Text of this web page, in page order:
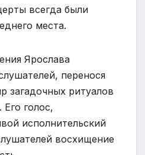
всегда были
места.
Ярослава
перенося
загадочных ритуалов
голос,
исполнительский
восхищение